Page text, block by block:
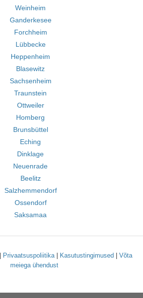
Weinheim
Ganderkesee
Forchheim
Lübbecke
Heppenheim
Blasewitz
Sachsenheim
Traunstein
Ottweiler
Homberg
Brunsbüttel
Eching
Dinklage
Neuenrade
Beelitz
Salzhemmendorf
Ossendorf
Saksamaa
Privaatsuspoliitika| Kasutustingimused
Võta
meiega ühendust